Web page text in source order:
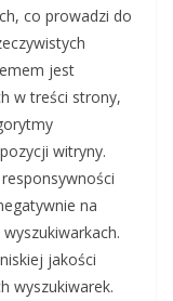
co prowadzi do
jest
w treści strony,
witryny.
na
jakości
wyszukiwarek.